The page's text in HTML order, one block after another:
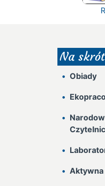
Na
Obiady